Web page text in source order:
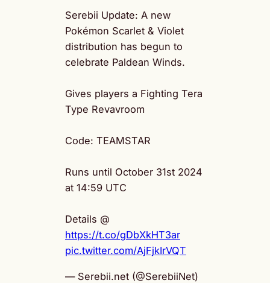
Serebii Update: A new
Pokémon Scarlet & Violet
distribution has begun to
celebrate Paldean Winds.
Gives players a Fighting Tera
Type Revavroom
Code: TEAMSTAR
Runs until October 31st 2024
at 14:59 UTC
Details @
https://t.co/gDbXkHT3ar
pic.twitter.com/AjFjkIrVQT
— Serebii.net (@SerebiiNet)